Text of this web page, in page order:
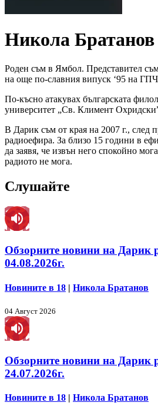
Никола Братанов
Роден съм в Ямбол. Представител
на още по-славния випуск ‘95 на
По-късно атакувах българската
университет „Св. Климент
В Дарик съм от края на 2007 г., след
радиоефира. За близо 15 години в
да заявя, че извън него спокойно
радиото не мога.
Слушайте
Обзорните новини на Дарик
04.08.2026г.
Новините в 18 | Никола Братанов
04 Август 2026
Обзорните новини на Дарик
24.07.2026г.
Новините в 18 | Никола Братанов